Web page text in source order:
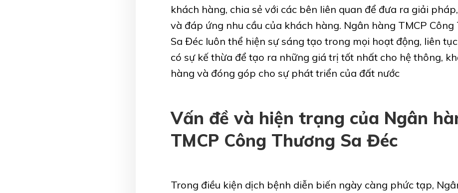
khách hàng, chia sẻ với các bên liên quan để đưa ra giải
và đáp ứng nhu cầu của khách hàng. Ngân hàng TMCP Công
Sa Đéc luôn thể hiện sự sáng tạo trong mọi hoạt động, liên
có sự kế thừa để tạo ra những giá trị tốt nhất cho hệ thông,
hàng và đóng góp cho sự phát triển của đất nước
Vấn đề và hiện trạng của Ngân
TMCP Công Thương Sa Đéc
Trong điều kiện dịch bệnh diễn biến ngày càng phức tạp,